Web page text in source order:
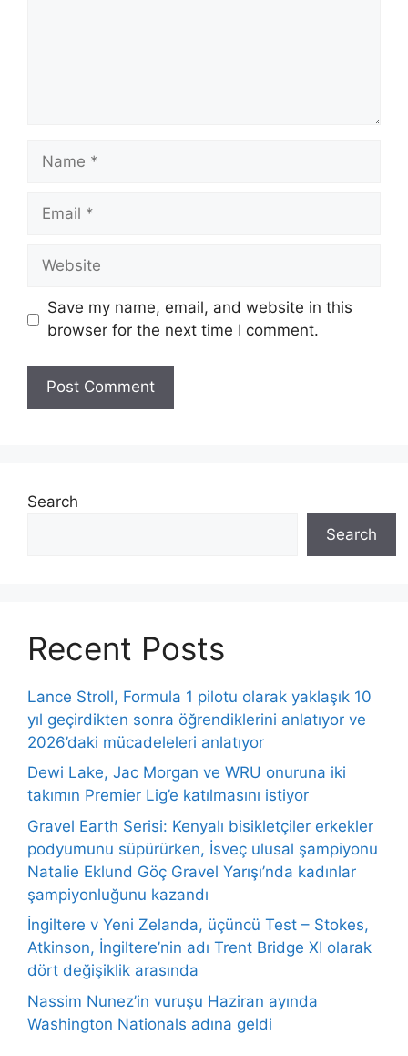
Name
Email
Website
Save my name, email, and website in this
browser for the next time I comment.
Search
Search
Recent Posts
Lance Stroll, Formula 1 pilotu olarak yaklaşık 10
yıl geçirdikten sonra öğrendiklerini anlatıyor ve
2026’daki mücadeleleri anlatıyor
Dewi Lake, Jac Morgan ve WRU onuruna iki
takımın Premier Lig’e katılmasını istiyor
Gravel Earth Serisi: Kenyalı bisikletçiler erkekler
podyumunu süpürürken, İsveç ulusal şampiyonu
Natalie Eklund Göç Gravel Yarışı’nda kadınlar
şampiyonluğunu kazandı
İngiltere v Yeni Zelanda, üçüncü Test – Stokes,
Atkinson, İngiltere’nin adı Trent Bridge XI olarak
dört değişiklik arasında
Nassim Nunez’in vuruşu Haziran ayında
Washington Nationals adına geldi